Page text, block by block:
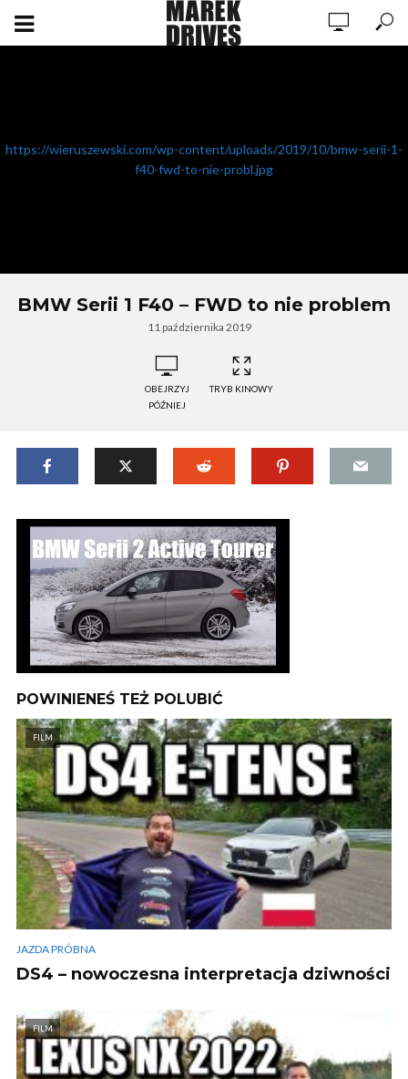
https://wieruszewski.com/wp-content/uploads/2019/10/bmw-serii-1-
f40-fwd-to-nie-probl.jpg
BMW Serii 1 F40 – FWD to nie problem
11 października 2019
OBEJRZYJ
PÓŹNIEJ
TRYB KINOWY
POWINIENEŚ TEŻ POLUBIĆ
FILM
JAZDA PRÓBNA
DS4 – nowoczesna interpretacja dziwności
FILM